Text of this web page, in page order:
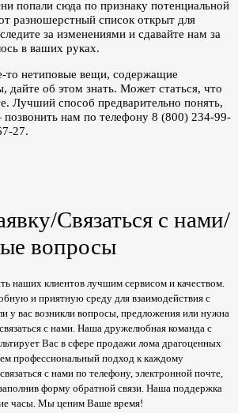
попали сюда по признаку потенциальной
разношерстный список открыт для
за изменениями и сдавайте нам за
в ваших руках.
то нетиповые вещи, содержащие
дайте об этом знать. Может статься, что
Лучший способ предварительно понять,
позвонить нам по телефону 8 (800) 234-99-
27.
Связаться с нами/
вопросы
наших клиентов лучшим сервисом и качеством.
и приятную среду для взаимодействия с
у вас возникли вопросы, предложения или нужна
с нами. Наша дружелюбная команда с
Вас в сфере продажи лома драгоценных
профессиональный подход к каждому
с нами по телефону, электронной почте,
форму обратной связи. Наша поддержка
часы. Мы ценим Ваше время!